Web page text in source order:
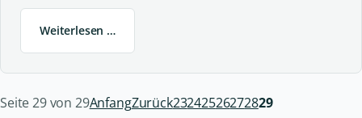
Weiterlesen …
Seite 29 von 29AnfangZurück23242526272829